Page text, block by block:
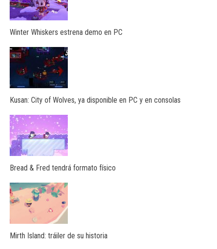
Winter Whiskers estrena demo en PC
Kusan: City of Wolves, ya disponible en PC y en consolas
Bread & Fred tendrá formato físico
Mirth Island: tráiler de su historia